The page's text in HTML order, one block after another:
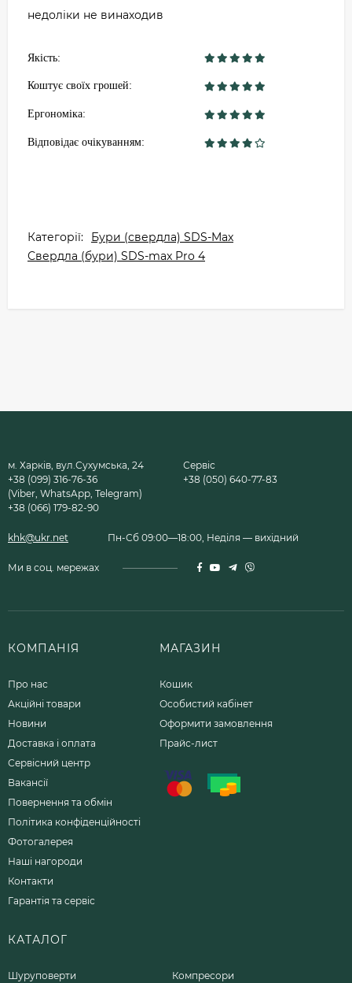
недоліки не винаходив
Якість:
Коштує своїх грошей:
Ергономіка:
Відповідає очікуванням:
Категорії:
Бури (свердла) SDS-Max
Свердла (бури) SDS-max Pro 4
м. Харків, вул.Сухумська, 24
+38 (099) 316-76-36
(Viber, WhatsApp, Telegram)
+38 (066) 179-82-90
Сервіс
+38 (050) 640-77-83
khk@ukr.net Пн-Сб 09:00—18:00, Неділя — вихідний
Ми в соц. мережах
КОМПАНІЯ
Про нас
Акційні товари
Новини
Доставка і оплата
Сервісний центр
Вакансії
Повернення та обмін
Політика конфіденційності
Фотогалерея
Наші нагороди
Контакти
Гарантія та сервіс
МАГАЗИН
Кошик
Особистий кабінет
Оформити замовлення
Прайс-лист
КАТАЛОГ
Шуруповерти Компресори